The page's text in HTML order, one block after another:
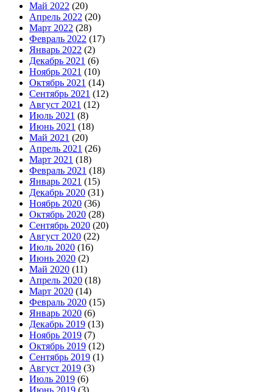
Май 2022 (20)
Апрель 2022 (20)
Март 2022 (28)
Февраль 2022 (17)
Январь 2022 (2)
Декабрь 2021 (6)
Ноябрь 2021 (10)
Октябрь 2021 (14)
Сентябрь 2021 (12)
Август 2021 (12)
Июль 2021 (8)
Июнь 2021 (18)
Май 2021 (20)
Апрель 2021 (26)
Март 2021 (18)
Февраль 2021 (18)
Январь 2021 (15)
Декабрь 2020 (31)
Ноябрь 2020 (36)
Октябрь 2020 (28)
Сентябрь 2020 (20)
Август 2020 (22)
Июль 2020 (16)
Июнь 2020 (2)
Май 2020 (11)
Апрель 2020 (18)
Март 2020 (14)
Февраль 2020 (15)
Январь 2020 (6)
Декабрь 2019 (13)
Ноябрь 2019 (7)
Октябрь 2019 (12)
Сентябрь 2019 (1)
Август 2019 (3)
Июль 2019 (6)
Июнь 2019 (3)